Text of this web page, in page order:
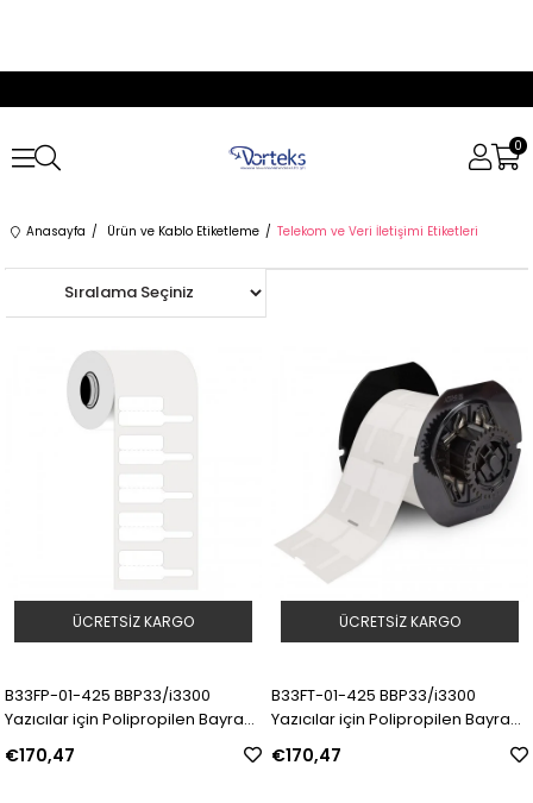
0
Anasayfa Ürün ve Kablo Etiketleme Telekom ve Veri İletişimi Etiketleri
B33FP-01-425 BBP33/i3300
Yazıcılar için Polipropilen Bayrak
Y4052737
€170,47
ÜCRETSIZ KARGO
B33FT-01-425 BBP33/i3300
Yazıcılar için Polipropilen Bayrak
Y4052738
€170,47
ÜCRETSIZ KARGO